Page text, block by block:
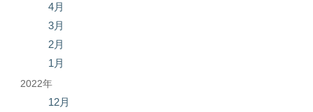
4月
3月
2月
1月
2022年
12月